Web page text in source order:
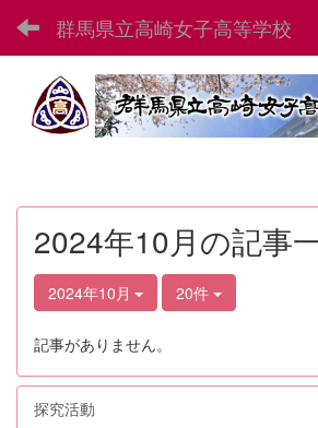
群馬県立高崎女子高等学校
2024年10月の記事
2024年10月 20件
記事がありません。
探究活動